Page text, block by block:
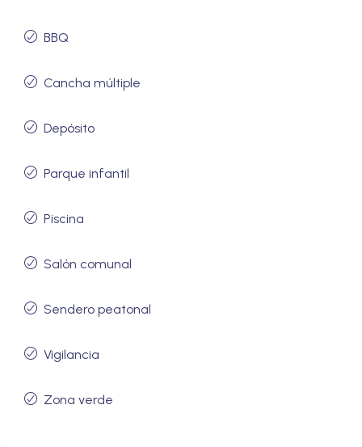
BBQ
Cancha múltiple
Depósito
Parque infantil
Piscina
Salón comunal
Sendero peatonal
Vigilancia
Zona verde